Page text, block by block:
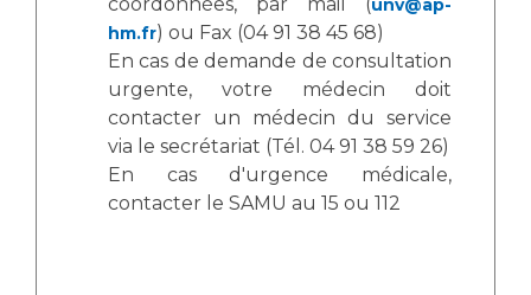
Qualité
Nos indicateurs qualité et de sécurité des soins
Liste des marchés conclus
Documents utiles
unv@ap-
hm.fr) ou Fax (04 91 38 45 68)
En cas de demande de consultation
urgente, votre médecin doit
contacter un médecin du service
via le secrétariat (Tél. 04 91 38 59 26)
En cas d'urgence médicale,
contacter le SAMU au 15 ou 112